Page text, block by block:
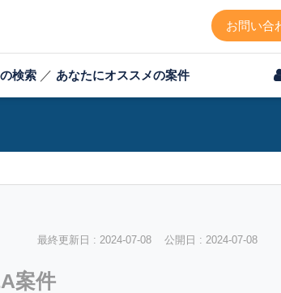
お問い合
検索 ／ あなたにオススメの案件
最終更新日 : 2024-07-08 公開日 : 2024-07-08
案件